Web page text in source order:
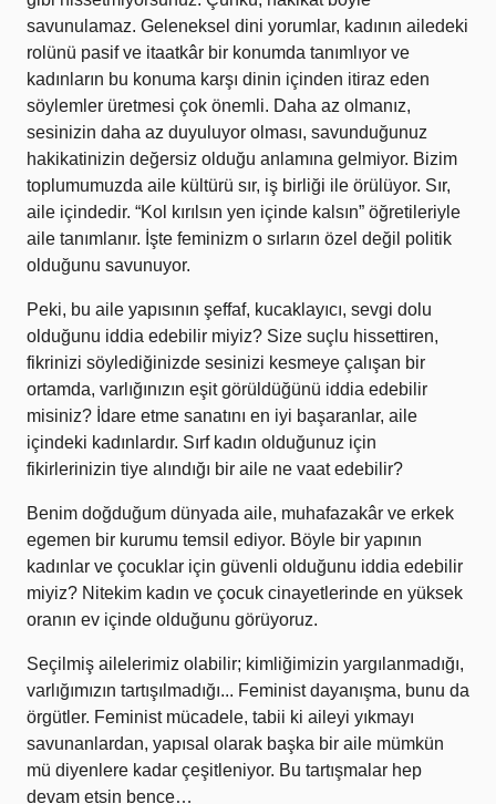
savunulamaz. Geleneksel dini yorumlar, kadının ailedeki
rolünü pasif ve itaatkâr bir konumda tanımlıyor ve
kadınların bu konuma karşı dinin içinden itiraz eden
söylemler üretmesi çok önemli. Daha az olmanız,
sesinizin daha az duyuluyor olması, savunduğunuz
hakikatinizin değersiz olduğu anlamına gelmiyor. Bizim
toplumumuzda aile kültürü sır, iş birliği ile örülüyor. Sır,
aile içindedir. “Kol kırılsın yen içinde kalsın” öğretileriyle
aile tanımlanır. İşte feminizm o sırların özel değil politik
olduğunu savunuyor.
Peki, bu aile yapısının şeffaf, kucaklayıcı, sevgi dolu
olduğunu iddia edebilir miyiz? Size suçlu hissettiren,
fikrinizi söylediğinizde sesinizi kesmeye çalışan bir
ortamda, varlığınızın eşit görüldüğünü iddia edebilir
misiniz? İdare etme sanatını en iyi başaranlar, aile
içindeki kadınlardır. Sırf kadın olduğunuz için
fikirlerinizin tiye alındığı bir aile ne vaat edebilir?
Benim doğduğum dünyada aile, muhafazakâr ve erkek
egemen bir kurumu temsil ediyor. Böyle bir yapının
kadınlar ve çocuklar için güvenli olduğunu iddia edebilir
miyiz? Nitekim kadın ve çocuk cinayetlerinde en yüksek
oranın ev içinde olduğunu görüyoruz.
Seçilmiş ailelerimiz olabilir; kimliğimizin yargılanmadığı,
varlığımızın tartışılmadığı... Feminist dayanışma, bunu da
örgütler. Feminist mücadele, tabii ki aileyi yıkmayı
savunanlardan, yapısal olarak başka bir aile mümkün
mü diyenlere kadar çeşitleniyor. Bu tartışmalar hep
devam etsin bence…